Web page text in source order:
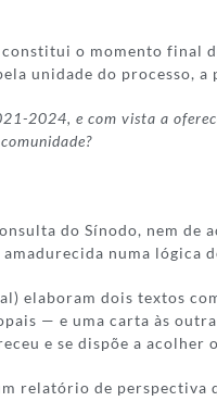
o momento final
unidade do processo,
2024, e com vista a
do Sínodo, nem
numa lógica
elaboram dois textos
— e uma carta às
e se dispõe a acolher
relatório de perspectiva